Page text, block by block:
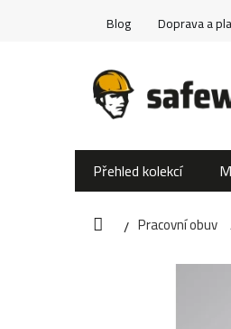
Blog Doprava a
Přehled kolekcí
DomůPracovní obuv